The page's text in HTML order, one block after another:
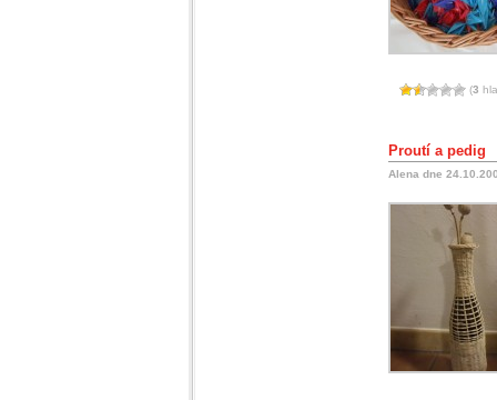
(3
Proutí a pedig
Alena dne